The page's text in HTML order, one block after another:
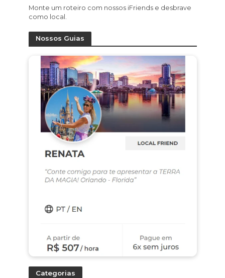
Monte um roteiro com nossos iFriends e desbrave
como local.
Nossos Guias
Categorias